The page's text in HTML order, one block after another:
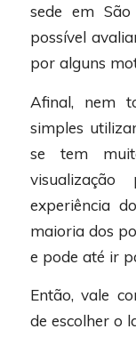
sede em
possível
por alguns
Afinal, nem
simples
se tem
experiência
maioria dos
e pode até ir
Então, vale
de escolher o